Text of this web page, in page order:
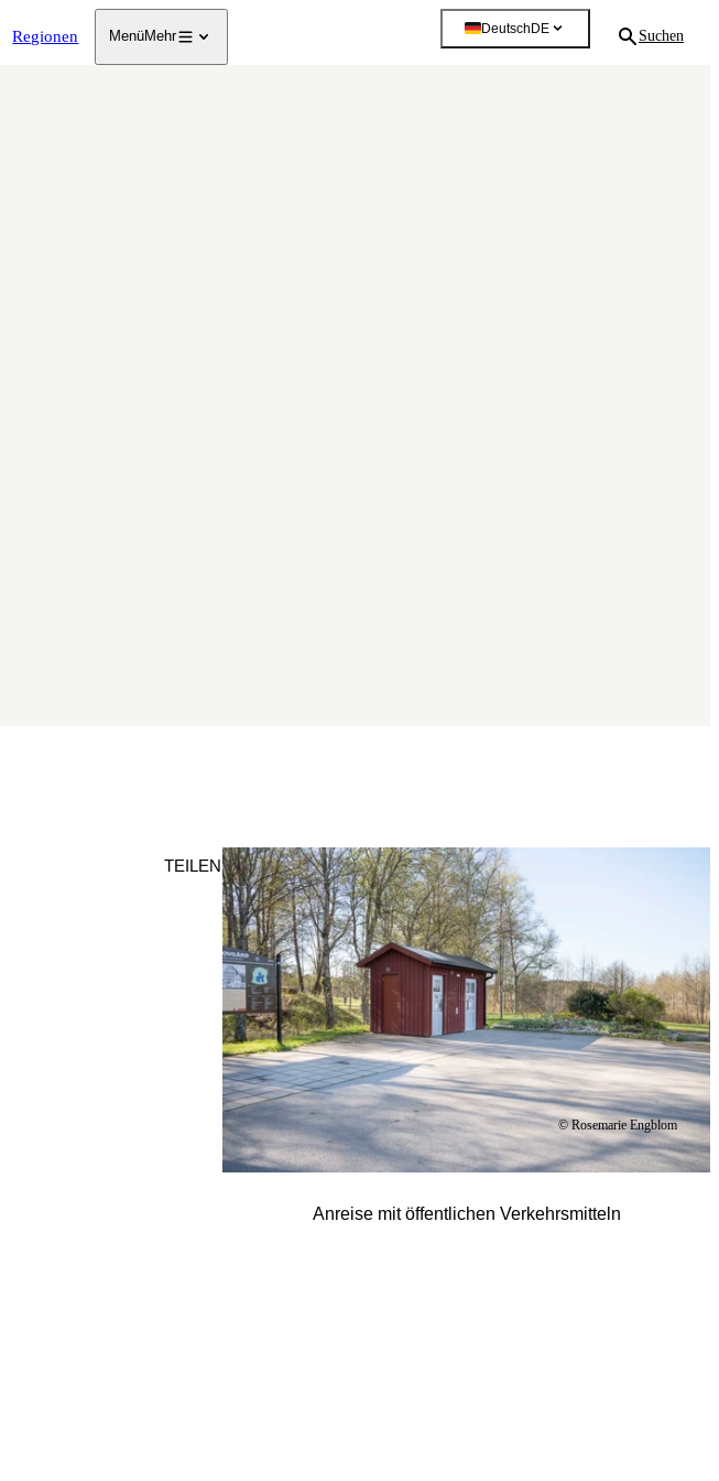
Regionen MenüMehr
Deutsch DE Suchen
TEILEN
Bildergalerie
© Rosemarie Engblom
Anreise mit öffentlichen Verkehrsmitteln